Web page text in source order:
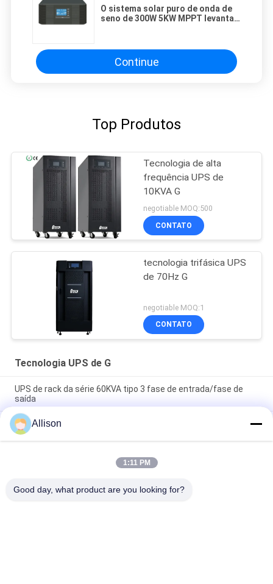
O sistema solar puro de onda de
seno de 300W 5KW MPPT levanta
Continue
Top Produtos
Tecnologia de alta
frequência UPS de
10KVA G
negotiable MOQ:500
CONTATO
tecnologia trifásica UPS
de 70Hz G
negotiable MOQ:1
CONTATO
Tecnologia UPS de G
UPS de rack da série 60KVA tipo 3 fase de entrada/fase de
saída
Fornecedor de energia UPS industrial compacto com design
modular e capacidade escalável adequado para ambientes
industriais adversos
Flexível G Tech UPS Multi Voltage Input Power Supply com
Allison
1:11 PM
Good day, what product are you looking for?